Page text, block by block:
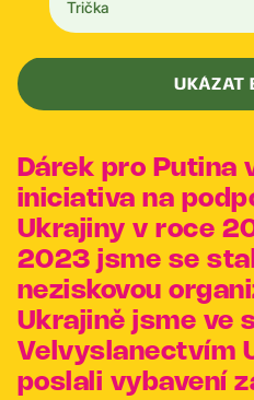
Trička
UKÁZAT
Dárek pro Putina
iniciativa na
Ukrajiny v roce
2023 jsme se
neziskovou
Ukrajině jsme ve
Velvyslanectvím
poslali vybavení